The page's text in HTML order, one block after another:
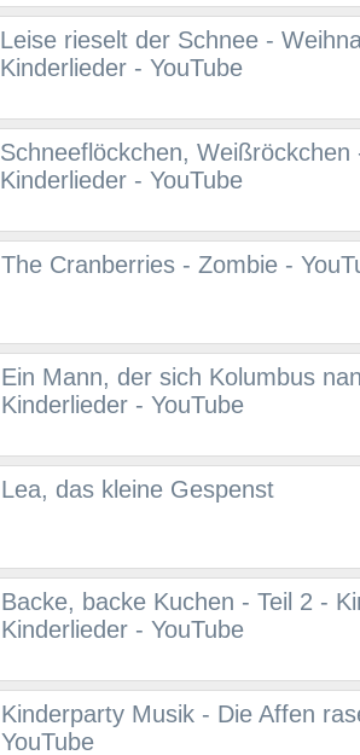
Leise rieselt der Schnee -
Kinderlieder - YouTube
Schneeflöckchen,
Kinderlieder - YouTube
The Cranberries - Zombie -
Ein Mann, der sich Kolumbus
Kinderlieder - YouTube
Lea, das kleine Gespenst
Backe, backe Kuchen - Teil 2 -
Kinderlieder - YouTube
Kinderparty Musik - Die Affen
YouTube